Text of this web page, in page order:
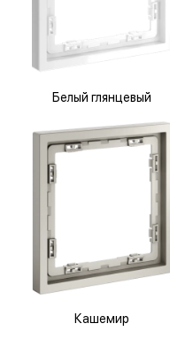
Белый глянцевый
Кашемир